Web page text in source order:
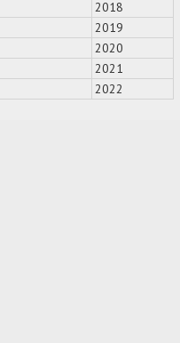
2018
2019
2020
2021
2022